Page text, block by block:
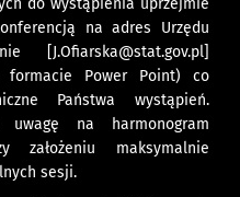
do wystąpienia uprzejmie
na adres Urzędu
[J.Ofiarska@stat.gov.pl]
formacie Power Point) co
Państwa wystąpień.
uwagę na harmonogram
założeniu maksymalnie
sesji.